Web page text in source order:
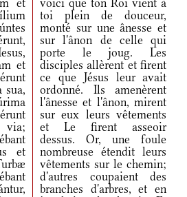
et
et
sua,
via;
et
voici que ton Roi vient à
toi plein de douceur,
monté sur une ânesse et
sur l'ânon de celle qui
porte le joug. Les
disciples allèrent et firent
ce que Jésus leur avait
ordonné. Ils amenèrent
l'ânesse et l'ânon, mirent
sur eux leurs vêtements
et Le firent asseoir
dessus. Or, une foule
nombreuse étendit leurs
vêtements sur le chemin;
d'autres coupaient des
branches d'arbres, et en